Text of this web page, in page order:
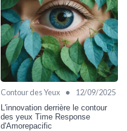
Contour des Yeux • 12/09/2025
L'innovation derrière le contour
des yeux Time Response
d'Amorepacific